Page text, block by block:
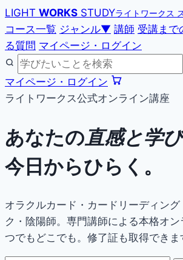
LIGHT WORKS STUDYライトワークス
コース一覧 ジャンル▼ 講師 受講まで
る質問 マイページ・ログイン
マイページ・ログイン
ライトワークス公式オンライン講座
あなたの直感と学び
今日からひらく。
オラクルカード・カードリーディン
ク・陰陽師。専門講師による本格オ
つでもどこでも。修了証も取得できま